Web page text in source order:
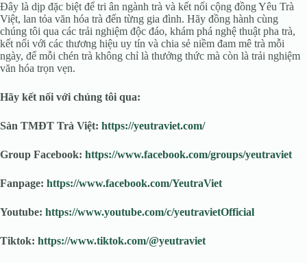
Đây là dịp đặc biệt để tri ân ngành trà và kết nối cộng đồng Yêu Trà
Việt, lan tỏa văn hóa trà đến từng gia đình. Hãy đồng hành cùng
chúng tôi qua các trải nghiệm độc đáo, khám phá nghệ thuật pha trà,
kết nối với các thương hiệu uy tín và chia sẻ niềm đam mê trà mỗi
ngày, để mỗi chén trà không chỉ là thưởng thức mà còn là trải nghiệm
văn hóa trọn vẹn.
Hãy kết nối với chúng tôi qua:
Sàn TMĐT Trà Việt: https://yeutraviet.com/
Group Facebook: https://www.facebook.com/groups/yeutraviet
Fanpage: https://www.facebook.com/YeutraViet
Youtube: https://www.youtube.com/c/yeutravietOfficial
Tiktok: https://www.tiktok.com/@yeutraviet